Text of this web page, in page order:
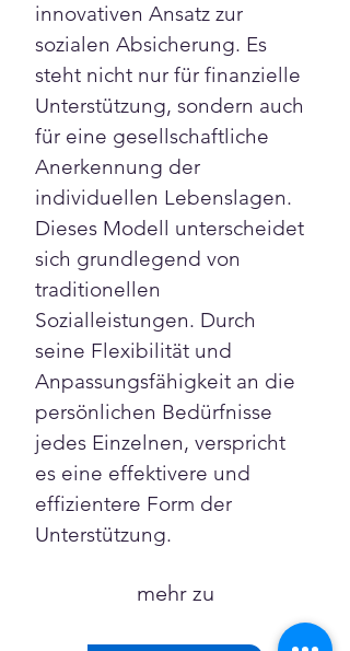
innovativen Ansatz zur
sozialen Absicherung. Es
steht nicht nur für finanzielle
Unterstützung, sondern auch
für eine gesellschaftliche
Anerkennung der
individuellen Lebenslagen.
Dieses Modell unterscheidet
sich grundlegend von
traditionellen
Sozialleistungen. Durch
seine Flexibilität und
Anpassungsfähigkeit an die
persönlichen Bedürfnisse
jedes Einzelnen, verspricht
es eine effektivere und
effizientere Form der
Unterstützung.
mehr zu